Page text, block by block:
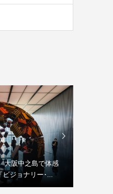
草間彌生「INFINITY ―
from the Collection」（エス
